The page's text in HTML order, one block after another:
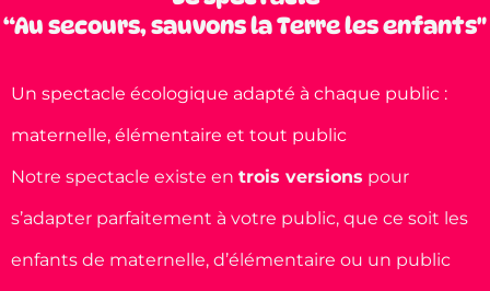
“Au secours, sauvons la Terre les enfants"
Un spectacle écologique adapté à chaque public :
maternelle, élémentaire et tout public
Notre spectacle existe en trois versions pour
s’adapter parfaitement à votre public, que ce soit les
enfants de maternelle, d’élémentaire ou un public